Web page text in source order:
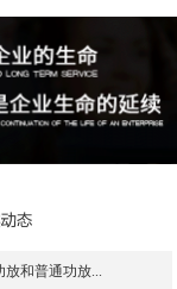
放和普通功放...